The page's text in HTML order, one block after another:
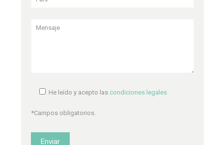
He leído y acepto las condiciones legales
*Campos obligatorios.